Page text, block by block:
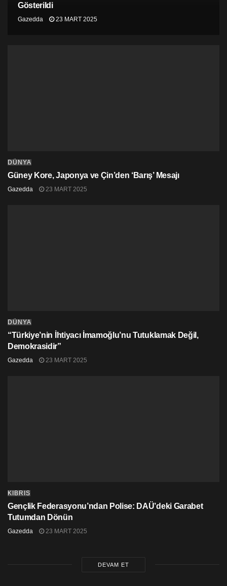
Gösterildi
Gazedda 23 MART 2025
DÜNYA
Güney Kore, Japonya ve Çin’den ‘Barış’ Mesajı
Gazedda 23 MART 2025
DÜNYA
“Türkiye’nin İhtiyacı İmamoğlu’nu Tutuklamak Değil,
Demokrasidir”
Gazedda 23 MART 2025
KIBRIS
Gençlik Federasyonu’ndan Polise: DAÜ’deki Garabet
Tutumdan Dönün
Gazedda 23 MART 2025
DEVAM ET